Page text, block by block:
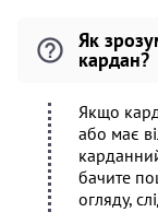
Як
кардан?
Якщо
або має
бачите
огляду,